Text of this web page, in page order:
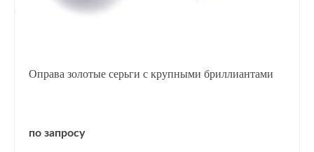
Оправа золотые серьги с крупными бриллиантами
по запросу